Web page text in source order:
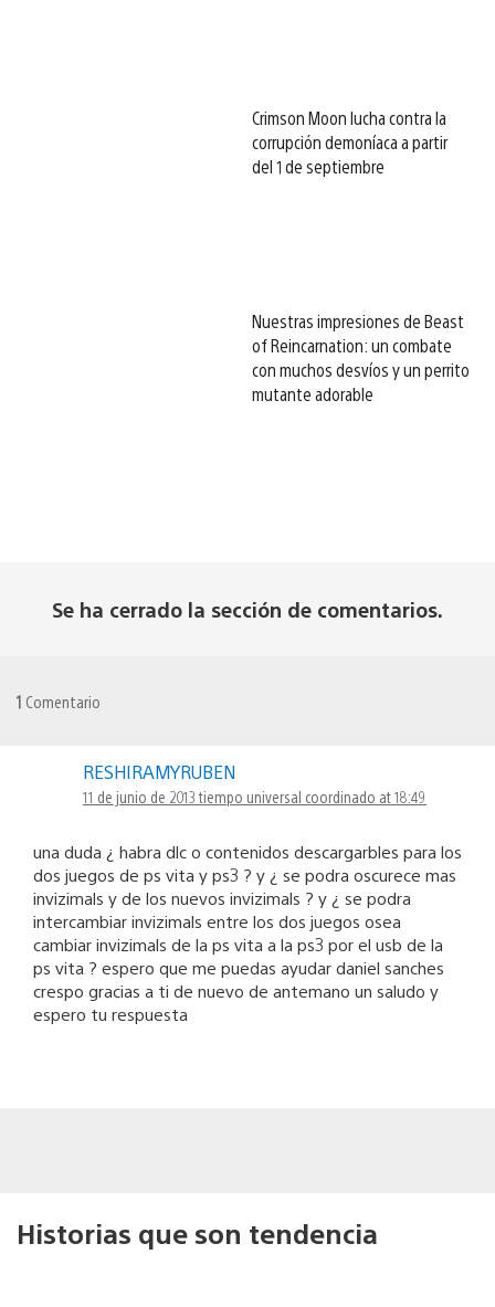
Crimson Moon lucha contra la
corrupción demoníaca a partir
del 1 de septiembre
Nuestras impresiones de Beast
of Reincarnation: un combate
con muchos desvíos y un perrito
mutante adorable
Se ha cerrado la sección de comentarios.
1 Comentario
RESHIRAMYRUBEN
11 de junio de 2013 tiempo universal coordinado at 18:49
una duda ¿ habra dlc o contenidos descargarbles para los
dos juegos de ps vita y ps3 ? y ¿ se podra oscurece mas
invizimals y de los nuevos invizimals ? y ¿ se podra
intercambiar invizimals entre los dos juegos osea
cambiar invizimals de la ps vita a la ps3 por el usb de la
ps vita ? espero que me puedas ayudar daniel sanches
crespo gracias a ti de nuevo de antemano un saludo y
espero tu respuesta
Historias que son tendencia